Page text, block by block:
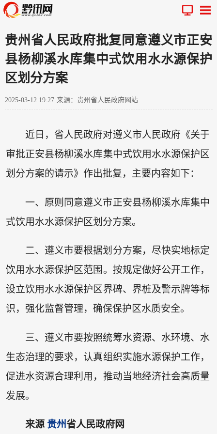
贵州省人民政府批复同意遵义市正安
县杨柳溪水库集中式饮用水水源保护
区划分方案
2025-03-12 19:27 来源：贵州省人民政府网站
近日，省人民政府对遵义市人民政府《关于
审批正安县杨柳溪水库集中式饮用水水源保护区
划分方案的请示》作出批复，主要内容如下：
一、原则同意遵义市正安县杨柳溪水库集中
式饮用水水源保护区划分方案。
二、遵义市要根据划分方案，尽快实地标定
饮用水水源保护区范围。按规定做好公开工作，
设立饮用水水源保护区界碑、界桩及警示牌等标
识，强化监督管理，确保保护区水质安全。
三、遵义市要按照统筹水资源、水环境、水
生态治理的要求，认真组织实施水源保护工作，
促进水资源合理利用，推动当地经济社会高质量
发展。
来源 贵州省人民政府网